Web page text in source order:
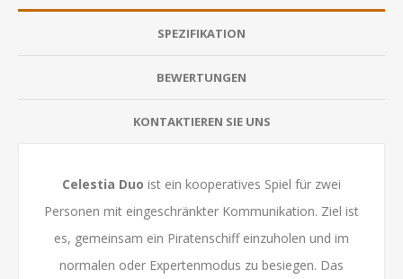
SPEZIFIKATION
BEWERTUNGEN
KONTAKTIEREN SIE UNS
Celestia Duo ist ein kooperatives Spiel für zwei
Personen mit eingeschränkter Kommunikation. Ziel ist
es, gemeinsam ein Piratenschiff einzuholen und im
normalen oder Expertenmodus zu besiegen. Das